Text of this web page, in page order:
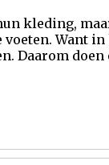
kleding,
Want in
Daarom doen